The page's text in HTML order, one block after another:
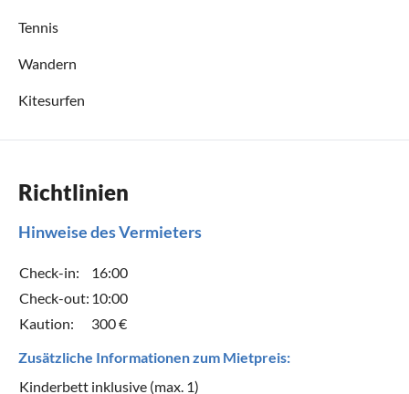
Tennis
Wandern
Kitesurfen
Richtlinien
Hinweise des Vermieters
Check-in:
16:00
Check-out: 10:00
Kaution:
300 €
Zusätzliche Informationen zum Mietpreis:
Kinderbett inklusive (max. 1)